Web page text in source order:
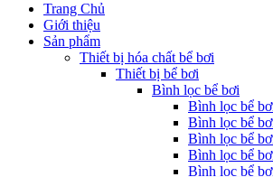
Trang Chủ
Giới thiệu
Sản phẩm
Thiết bị hóa chất bể bơi
Thiết bị bể bơi
Bình lọc bể bơi
Bình lọc bể
Bình lọc bể
Bình lọc bể
Bình lọc bể
Bình lọc bể